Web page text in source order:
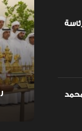
رئيس الدولة يستقبل فريق هجن الرئاسة